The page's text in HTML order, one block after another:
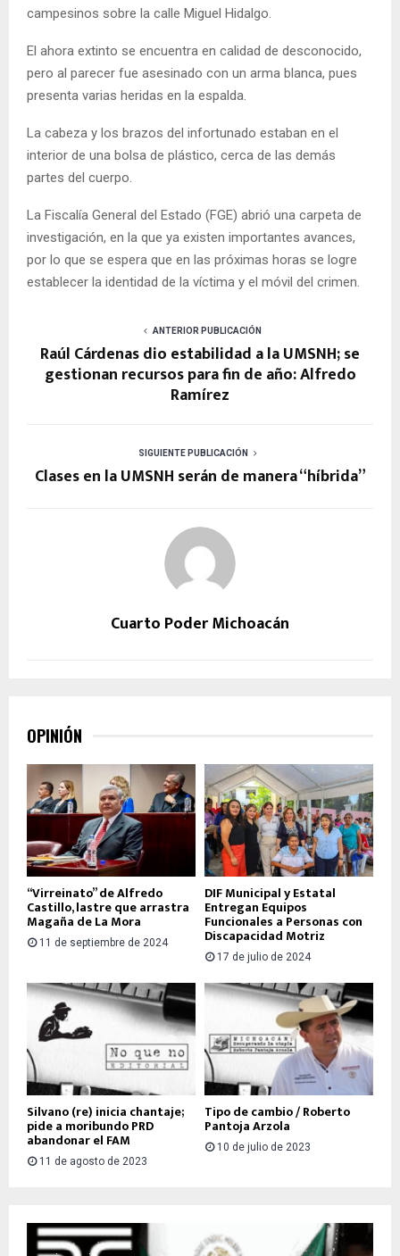
campesinos sobre la calle Miguel Hidalgo.
El ahora extinto se encuentra en calidad de desconocido,
pero al parecer fue asesinado con un arma blanca, pues
presenta varias heridas en la espalda.
La cabeza y los brazos del infortunado estaban en el
interior de una bolsa de plástico, cerca de las demás
partes del cuerpo.
La Fiscalía General del Estado (FGE) abrió una carpeta de
investigación, en la que ya existen importantes avances,
por lo que se espera que en las próximas horas se logre
establecer la identidad de la víctima y el móvil del crimen.
ANTERIOR PUBLICACIÓN
Raúl Cárdenas dio estabilidad a la UMSNH; se
gestionan recursos para fin de año: Alfredo
Ramírez
SIGUIENTE PUBLICACIÓN
Clases en la UMSNH serán de manera “híbrida”
Cuarto Poder Michoacán
OPINIÓN
“Virreinato” de Alfredo
Castillo, lastre que arrastra
Magaña de La Mora
11 de septiembre de 2024
DIF Municipal y Estatal
Entregan Equipos
Funcionales a Personas con
Discapacidad Motriz
17 de julio de 2024
Silvano (re) inicia chantaje;
pide a moribundo PRD
abandonar el FAM
11 de agosto de 2023
Tipo de cambio / Roberto
Pantoja Arzola
10 de julio de 2023